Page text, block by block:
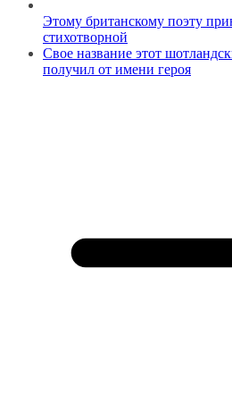
Этому британскому поэту
стихотворной
Свое название этот
получил от имени героя